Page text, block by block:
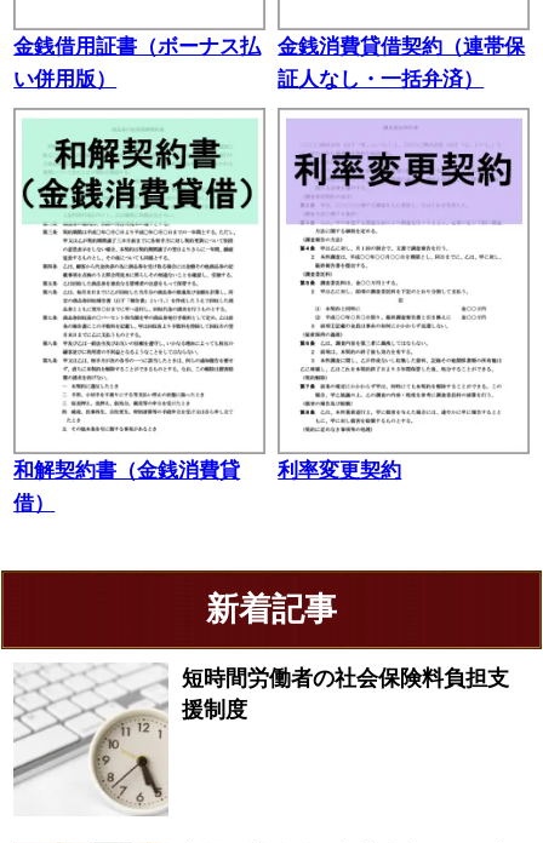
金銭借用証書（ボーナス払
い併用版）
金銭消費貸借契約（連帯保
証人なし・一括弁済）
和解契約書（金銭消費貸
借）
利率変更契約
新着記事
短時間労働者の社会保険料負担支
援制度